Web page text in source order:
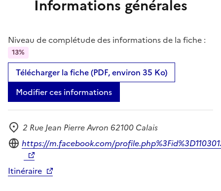
Informations générales
Niveau de complétude des informations de la fiche :
13%
Télécharger la fiche (PDF, environ 35 Ko)
Modifier ces informations
Adresse
2 Rue Jean Pierre Avron 62100 Calais
Site internet
https://m.facebook.com/
Itinéraire